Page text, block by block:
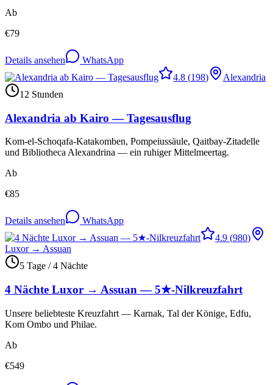
Ab
€79
Details ansehen
WhatsApp
4.8 (198)
Alexandria
12 Stunden
Alexandria ab Kairo — Tagesausflug
Kom-el-Schoqafa-Katakomben, Pompeiussäule, Qaitbay-Zitadelle
und Bibliotheca Alexandrina — ein ruhiger Mittelmeertag.
Ab
€85
Details ansehen
WhatsApp
4.9 (980)
Luxor → Assuan
5 Tage / 4 Nächte
4 Nächte Luxor → Assuan — 5★-Nilkreuzfahrt
Unsere beliebteste Kreuzfahrt — Karnak, Tal der Könige, Edfu,
Kom Ombo und Philae.
Ab
€549